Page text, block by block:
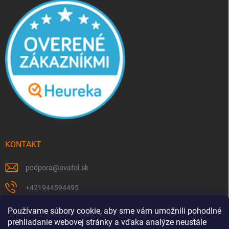
Používame súbory cookie, aby sme vám umožnili pohodlné
prehliadanie webovej stránky a vďaka analýze neustále
KONTAKT
podpora@avafol.sk
+421944594495
https://www.facebook.com/p/avafolsk-100091961793102/